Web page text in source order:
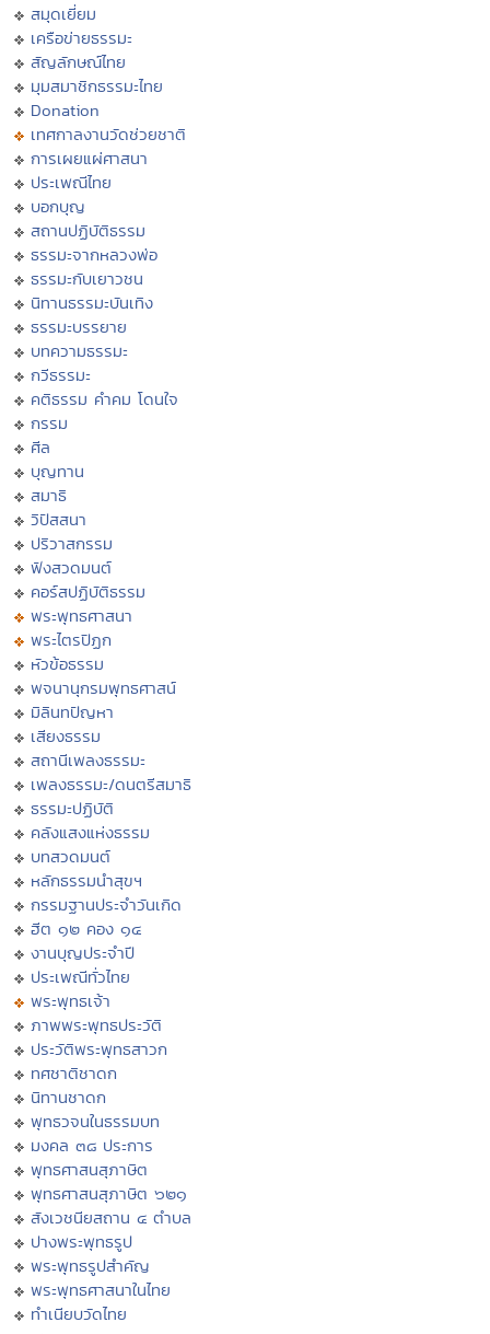
สมุดเยี่ยม
เครือข่ายธรรมะ
สัญลักษณ์ไทย
มุมสมาชิกธรรมะไทย
Donation
เทศกาลงานวัดช่วยชาติ
การเผยแผ่ศาสนา
ประเพณีไทย
บอกบุญ
สถานปฏิบัติธรรม
ธรรมะจากหลวงพ่อ
ธรรมะกับเยาวชน
นิทานธรรมะบันเทิง
ธรรมะบรรยาย
บทความธรรมะ
กวีธรรมะ
คติธรรม คำคม โดนใจ
กรรม
ศีล
บุญทาน
สมาธิ
วิปัสสนา
ปริวาสกรรม
ฟังสวดมนต์
คอร์สปฏิบัติธรรม
พระพุทธศาสนา
พระไตรปิฏก
หัวข้อธรรม
พจนานุกรมพุทธศาสน์
มิลินทปัญหา
เสียงธรรม
สถานีเพลงธรรมะ
เพลงธรรมะ/ดนตรีสมาธิ
ธรรมะปฏิบัติ
คลังแสงแห่งธรรม
บทสวดมนต์
หลักธรรมนำสุขฯ
กรรมฐานประจำวันเกิด
ฮีต ๑๒ คอง ๑๔
งานบุญประจำปี
ประเพณีทั่วไทย
พระพุทธเจ้า
ภาพพระพุทธประวัติ
ประวัติพระพุทธสาวก
ทศชาติชาดก
นิทานชาดก
พุทธวจนในธรรมบท
มงคล ๓๘ ประการ
พุทธศาสนสุภาษิต
พุทธศาสนสุภาษิต ๖๒๑
สังเวชนียสถาน ๔ ตำบล
ปางพระพุทธรูป
พระพุทธรูปสำคัญ
พระพุทธศาสนาในไทย
ทำเนียบวัดไทย